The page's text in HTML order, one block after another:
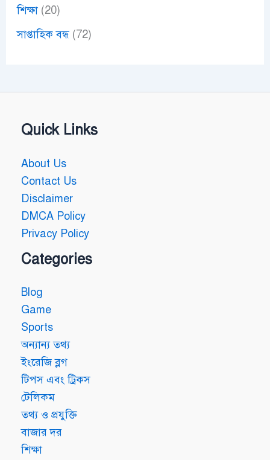
শিক্ষা(20)
সাপ্তাহিক বন্ধ(72)
Quick Links
About Us
Contact Us
Disclaimer
DMCA Policy
Privacy Policy
Categories
Blog
Game
Sports
অন্যান্য তথ্য
ইংরেজি ব্লগ
টিপস এবং ট্রিকস
টেলিকম
তথ্য ও প্রযুক্তি
বাজার দর
শিক্ষা